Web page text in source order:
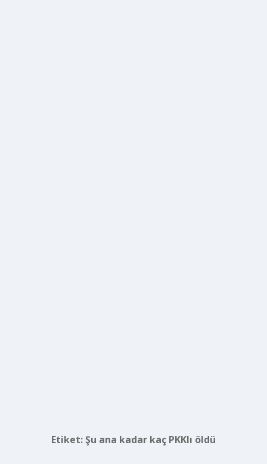
Etiket:Şu ana kadar kaç PKKlı öldü